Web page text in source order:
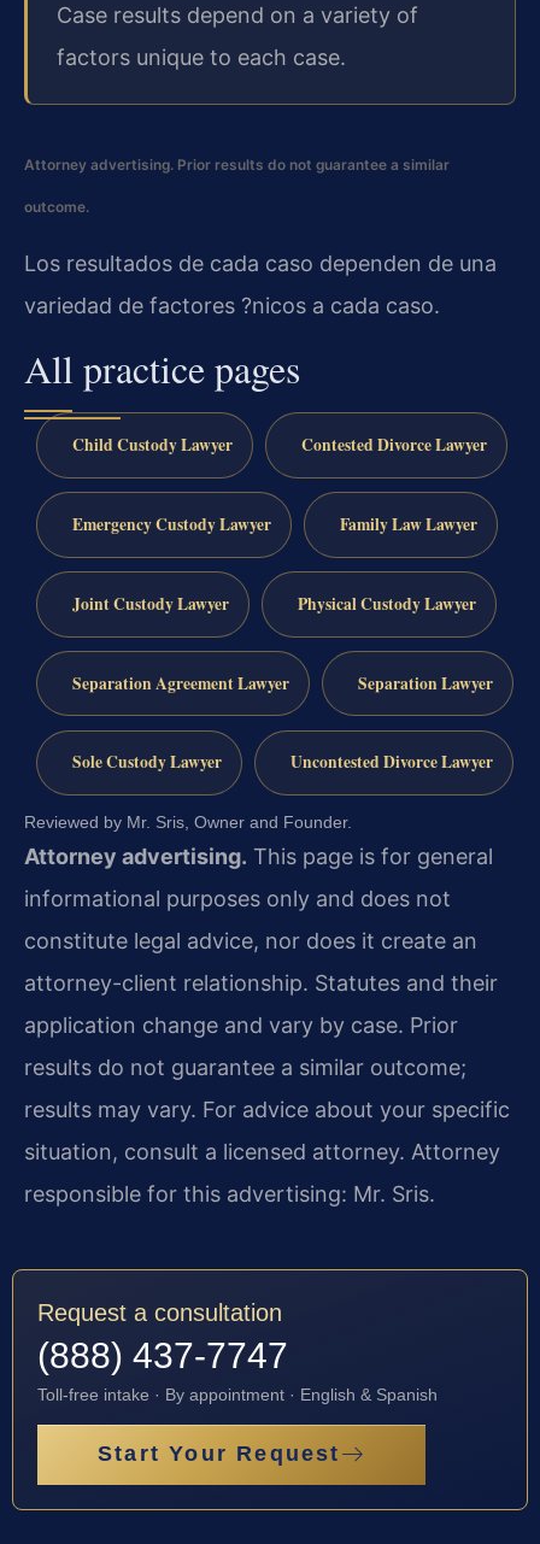
Case results depend on a variety of
factors unique to each case.
Attorney advertising. Prior results do not guarantee a similar
outcome.
Los resultados de cada caso dependen de una
variedad de factores ?nicos a cada caso.
All practice pages
Child Custody Lawyer Contested Divorce Lawyer
Emergency Custody Lawyer Family Law Lawyer
Joint Custody Lawyer Physical Custody Lawyer
Separation Agreement Lawyer Separation Lawyer
Sole Custody Lawyer Uncontested Divorce Lawyer
Reviewed by Mr. Sris, Owner and Founder.
Attorney advertising. This page is for general
informational purposes only and does not
constitute legal advice, nor does it create an
attorney-client relationship. Statutes and their
application change and vary by case. Prior
results do not guarantee a similar outcome;
results may vary. For advice about your specific
situation, consult a licensed attorney. Attorney
responsible for this advertising: Mr. Sris.
Request a consultation
(888) 437-7747
Toll-free intake · By appointment · English & Spanish
Start Your Request